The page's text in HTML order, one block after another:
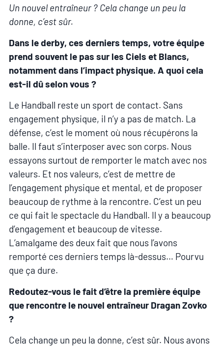
Un nouvel entraîneur ? Cela change un peu la
donne, c’est sûr.
Dans le derby, ces derniers temps, votre équipe
prend souvent le pas sur les Ciels et Blancs,
notamment dans l’impact physique. A quoi cela
est-il dû selon vous ?
Le Handball reste un sport de contact. Sans
engagement physique, il n’y a pas de match. La
défense, c’est le moment où nous récupérons la
balle. Il faut s’interposer avec son corps. Nous
essayons surtout de remporter le match avec nos
valeurs. Et nos valeurs, c’est de mettre de
l’engagement physique et mental, et de proposer
beaucoup de rythme à la rencontre. C’est un peu
ce qui fait le spectacle du Handball. Il y a beaucoup
d’engagement et beaucoup de vitesse.
L’amalgame des deux fait que nous l’avons
remporté ces derniers temps là-dessus… Pourvu
que ça dure.
Redoutez-vous le fait d’être la première équipe
que rencontre le nouvel entraîneur Dragan Zovko
?
Cela change un peu la donne, c’est sûr. Nous avons